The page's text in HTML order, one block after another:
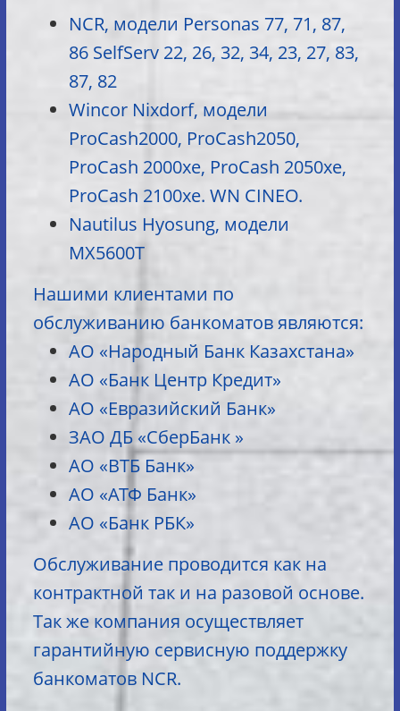
NCR, модели Personas 77, 71, 87,
86 SelfServ 22, 26, 32, 34, 23, 27, 83,
87, 82
Wincor Nixdorf, модели
ProCash2000, ProCash2050,
ProCash 2000xe, ProCash 2050xe,
ProCash 2100xe. WN CINEO.
Nautilus Hyosung, модели
MX5600T
Нашими клиентами по
обслуживанию банкоматов являются:
АО «Народный Банк Казахстана»
АО «Банк Центр Кредит»
АО «Евразийский Банк»
ЗАО ДБ «СберБанк »
АО «ВТБ Банк»
АО «АТФ Банк»
АО «Банк РБК»
Обслуживание проводится как на
контрактной так и на разовой основе.
Так же компания осуществляет
гарантийную сервисную поддержку
банкоматов NCR.